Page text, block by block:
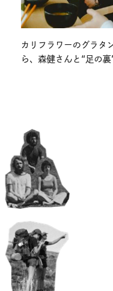
カリフラワーのグラタ
ら、森健さんと“足の